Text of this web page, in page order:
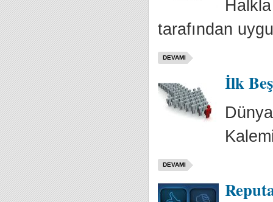
tarafından
DEVAMI
İlk Beş
DEVAMI